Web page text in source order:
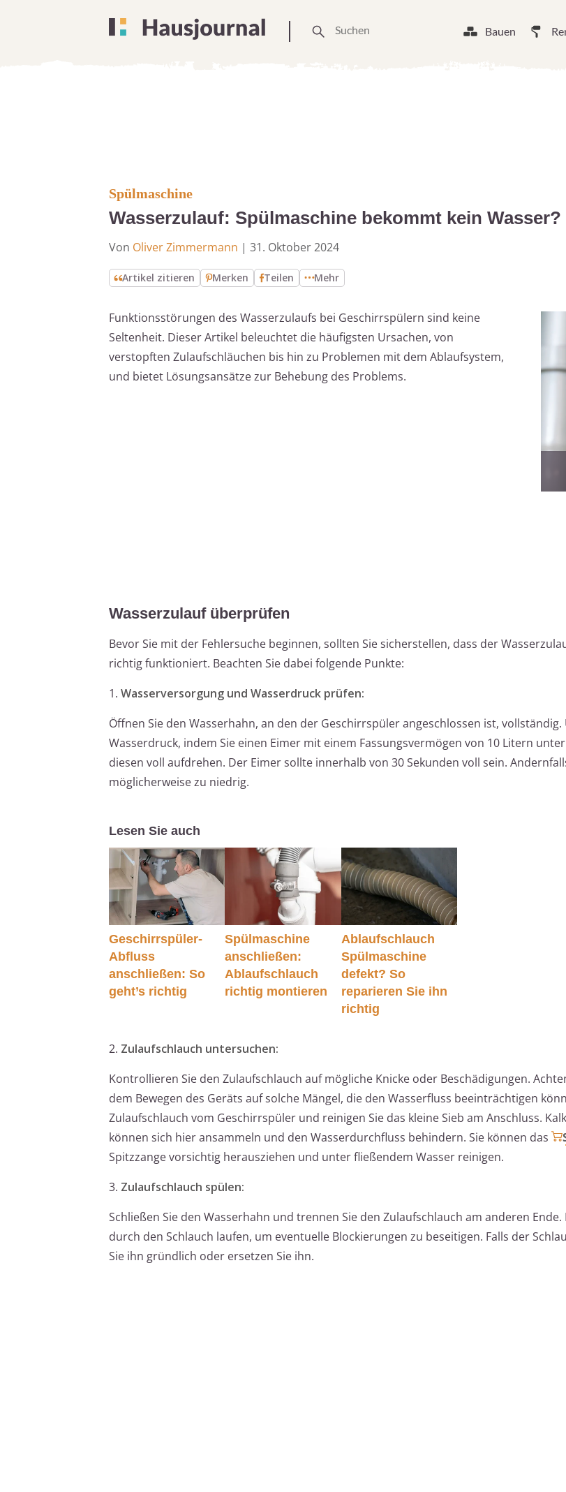
Bauen
Spülmaschine
Wasserzulauf: Spülmaschine bekommt kein
Von Oliver Zimmermann | 31. Oktober 2024
Artikel zitieren Merken Teilen Mehr
Funktionsstörungen des Wasserzulaufs bei Geschirrspülern sind keine
Seltenheit. Dieser Artikel beleuchtet die häufigsten Ursachen, von
verstopften Zulaufschläuchen bis hin zu Problemen mit dem Ablaufsystem,
und bietet Lösungsansätze zur Behebung des Problems.
Wasserzulauf überprüfen
Bevor Sie mit der Fehlersuche beginnen, sollten Sie sicherstellen, dass der
richtig funktioniert. Beachten Sie dabei folgende Punkte:
1. Wasserversorgung und Wasserdruck prüfen:
Öffnen Sie den Wasserhahn, an den der Geschirrspüler angeschlossen ist,
Wasserdruck, indem Sie einen Eimer mit einem Fassungsvermögen von 10 Litern
diesen voll aufdrehen. Der Eimer sollte innerhalb von 30 Sekunden voll sein.
möglicherweise zu niedrig.
Lesen Sie auch
Geschirrspüler-
Abfluss
anschließen: So
geht’s richtig
Spülmaschine
anschließen:
Ablaufschlauch
richtig montieren
Ablaufschlauch
Spülmaschine
defekt? So
reparieren Sie ihn
richtig
2. Zulaufschlauch untersuchen:
Kontrollieren Sie den Zulaufschlauch auf mögliche Knicke oder Beschädigungen.
dem Bewegen des Geräts auf solche Mängel, die den Wasserfluss beeinträchtigen
Zulaufschlauch vom Geschirrspüler und reinigen Sie das kleine Sieb am Anschluss.
können sich hier ansammeln und den Wasserdurchfluss behindern. Sie können das
Spitzzange vorsichtig herausziehen und unter fließendem Wasser reinigen.
3. Zulaufschlauch spülen:
Schließen Sie den Wasserhahn und trennen Sie den Zulaufschlauch am anderen Ende.
durch den Schlauch laufen, um eventuelle Blockierungen zu beseitigen. Falls der
Sie ihn gründlich oder ersetzen Sie ihn.